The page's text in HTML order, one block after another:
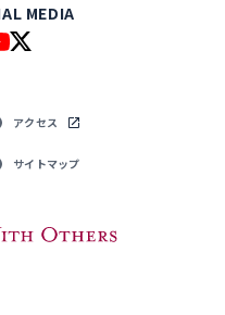
MEDIA
アクセス
サイトマップ